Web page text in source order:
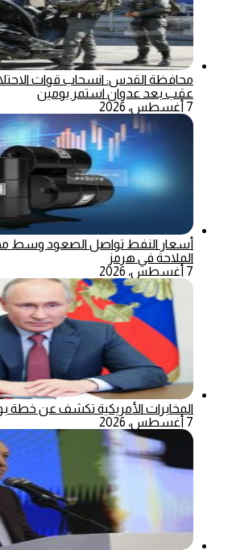
محافظة القدس: انسحاب قوات
عقب بعد عدوان استمر يومين
7 أغسطس، 2026
أسعار النفط تواصل الصعود وسط
الملاحة في هرمز
7 أغسطس، 2026
المخابرات الأمريكية تكشف عن خطة
7 أغسطس، 2026